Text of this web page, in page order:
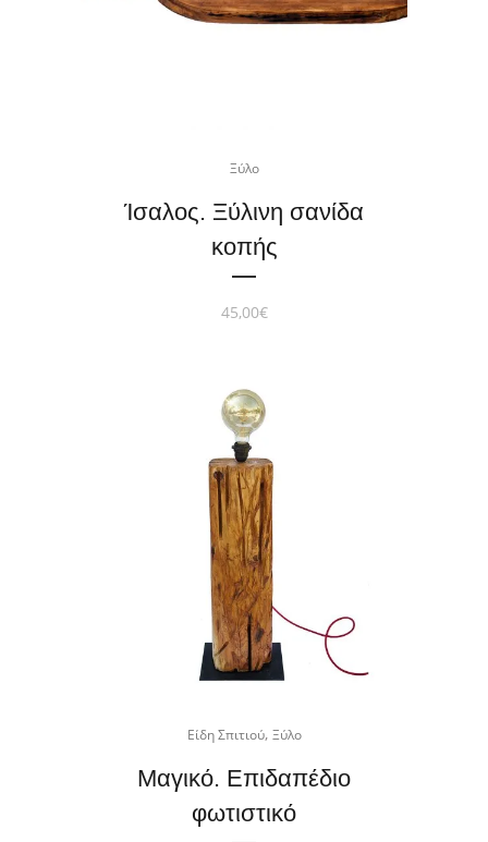
Ξύλο
Ίσαλος. Ξύλινη σανίδα
κοπής
45,00€
Είδη Σπιτιού, Ξύλο
Μαγικό. Επιδαπέδιο
φωτιστικό